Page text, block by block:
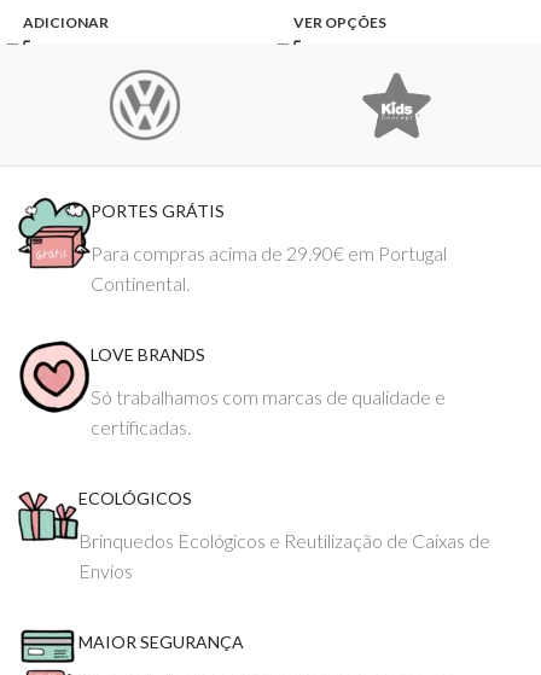
ADICIONAR VER OPÇÕES
PORTES GRÁTIS
Para compras acima de 29.90€ em Portugal
Continental.
LOVE BRANDS
Só trabalhamos com marcas de qualidade e
certificadas.
ECOLÓGICOS
Brinquedos Ecológicos e Reutilização de Caixas de
Envios
MAIOR SEGURANÇA